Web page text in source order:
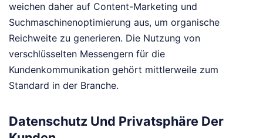
weichen daher auf Content-Marketing und
Suchmaschinenoptimierung aus, um organische
Reichweite zu generieren. Die Nutzung von
verschlüsselten Messengern für die
Kundenkommunikation gehört mittlerweile zum
Standard in der Branche.
Datenschutz Und Privatsphäre Der